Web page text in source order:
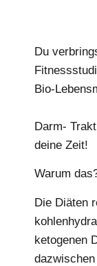
Du
Bio-
Darm-
deine Zeit!
Warum
Die Diäten
ketogenen